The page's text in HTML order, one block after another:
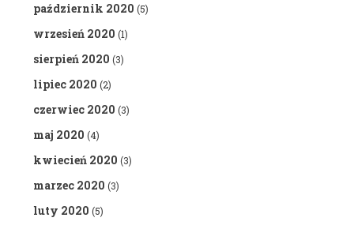
październik 2020 (5)
wrzesień 2020 (1)
sierpień 2020 (3)
lipiec 2020 (2)
czerwiec 2020 (3)
maj 2020 (4)
kwiecień 2020 (3)
marzec 2020 (3)
luty 2020 (5)